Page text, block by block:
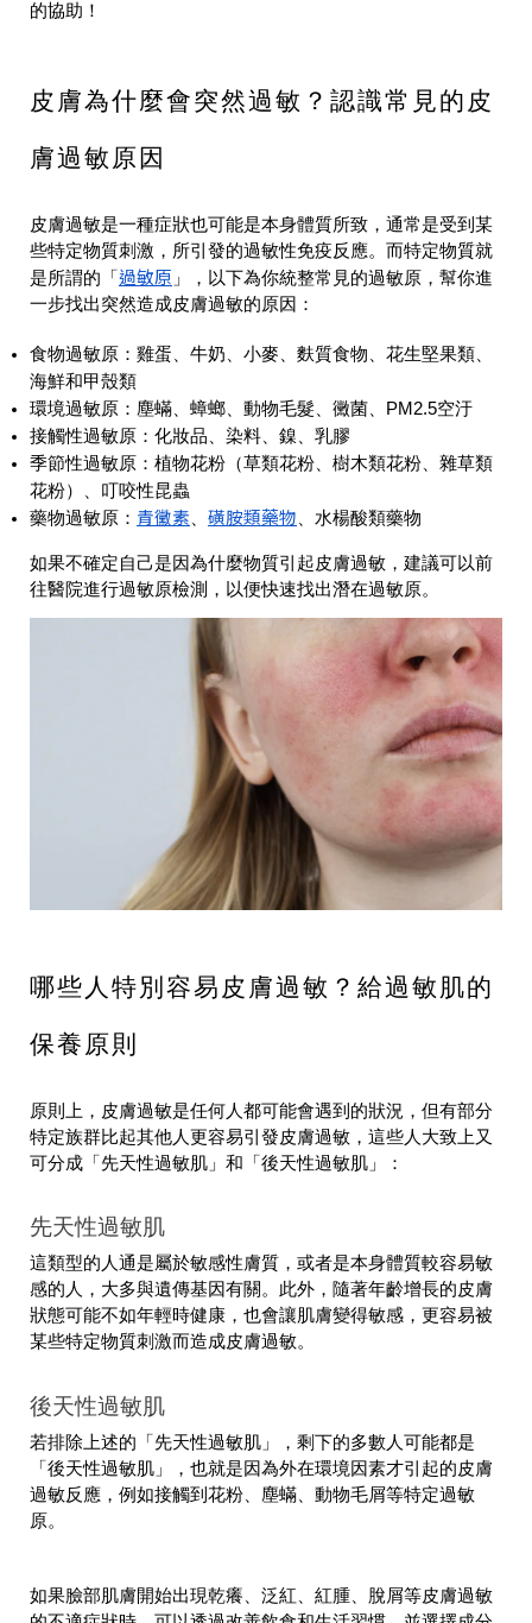
的協助！
皮膚為什麼會突然過敏？認識常見的皮
膚過敏原因
皮膚過敏是一種症狀也可能是本身體質所致，通常是受到某
些特定物質刺激，所引發的過敏性免疫反應。而特定物質就
是所謂的「 過敏原 」，以下為你統整常見的過敏原，幫你進
一步找出突然造成皮膚過敏的原因：
食物過敏原：雞蛋、牛奶、小麥、麩質食物、花生堅果類、
海鮮和甲殼類
環境過敏原：塵蟎、蟑螂、動物毛髮、黴菌、PM2.5空汙
接觸性過敏原：化妝品、染料、鎳、乳膠
季節性過敏原：植物花粉（草類花粉、樹木類花粉、雜草類
花粉）、叮咬性昆蟲
藥物過敏原： 青黴素 磺胺類藥物 、水楊酸類藥物
如果不確定自己是因為什麼物質引起皮膚過敏，建議可以前
往醫院進行過敏原檢測，以便快速找出潛在過敏原。
哪些人特別容易皮膚過敏？給過敏肌的
保養原則
原則上，皮膚過敏是任何人都可能會遇到的狀況，但有部分
特定族群比起其他人更容易引發皮膚過敏，這些人大致上又
可分成「先天性過敏肌」和「後天性過敏肌」：
先天性過敏肌
這類型的人通是屬於敏感性膚質，或者是本身體質較容易敏
感的人，大多與遺傳基因有關。此外，隨著年齡增長的皮膚
狀態可能不如年輕時健康，也會讓肌膚變得敏感，更容易被
某些特定物質刺激而造成皮膚過敏。
後天性過敏肌
若排除上述的「先天性過敏肌」，剩下的多數人可能都是
「後天性過敏肌」，也就是因為外在環境因素才引起的皮膚
過敏反應，例如接觸到花粉、塵蟎、動物毛屑等特定過敏
原。
如果臉部肌膚開始出現乾癢、泛紅、紅腫、脫屑等皮膚過敏